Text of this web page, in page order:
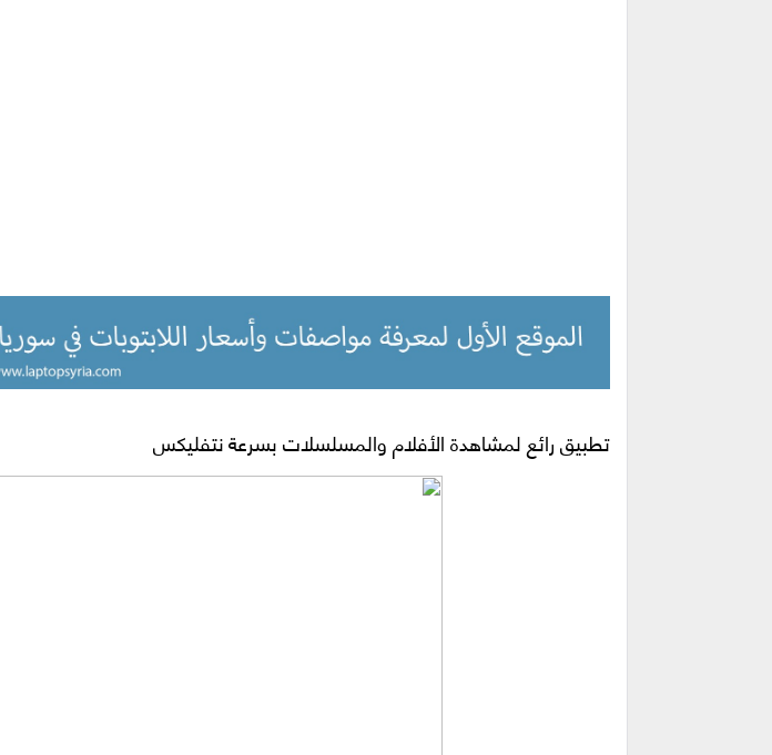
تطبيق رائع لمشاهدة الأفلام والمسلسلات بسرعة نتفليكس